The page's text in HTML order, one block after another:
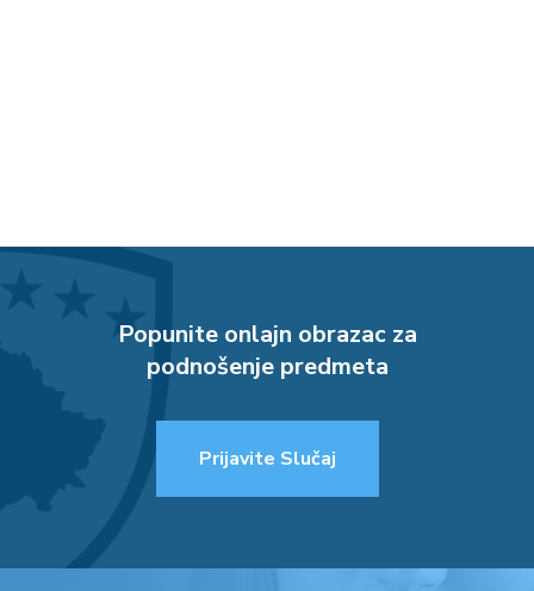
Popunite onlajn obrazac za
podnošenje predmeta
Prijavite Slučaj